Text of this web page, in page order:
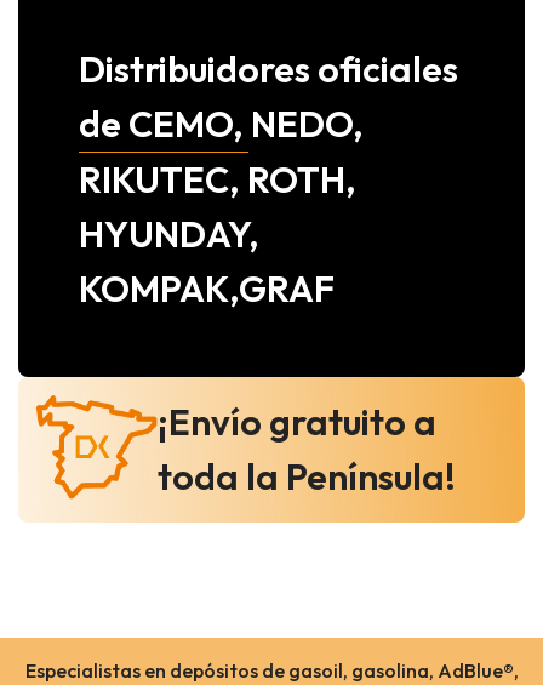
Distribuidores oficiales
de CEMO, NEDO,
RIKUTEC, ROTH,
HYUNDAY,
KOMPAK,GRAF
¡Envío gratuito a
toda la Península!
Especialistas en depósitos de gasoil, gasolina, AdBlue®,